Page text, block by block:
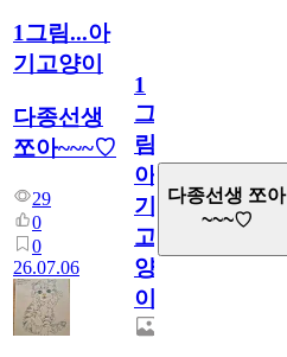
1그림...아
기고양이
다종선생
쪼아~~~♡
29
0
0
26.07.06
1
그
림...
아
기
고
양
이
다종선생 쪼아
~~~♡